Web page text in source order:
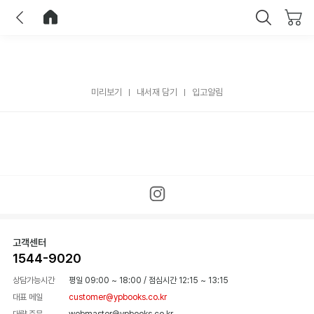
미리보기 내서재 담기 입고알림
고객센터
1544-9020
상담가능시간 평일 09:00 ~ 18:00 / 점심시간 12:15 ~ 13:15
대표 메일
customer@ypbooks.co.kr